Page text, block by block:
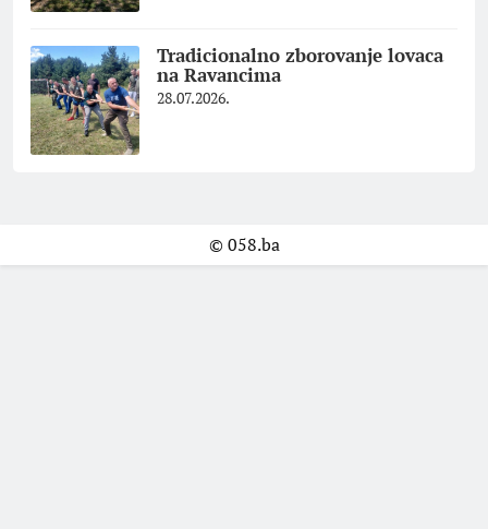
Tradicionalno zborovanje lovaca
na Ravancima
28.07.2026.
© 058.ba